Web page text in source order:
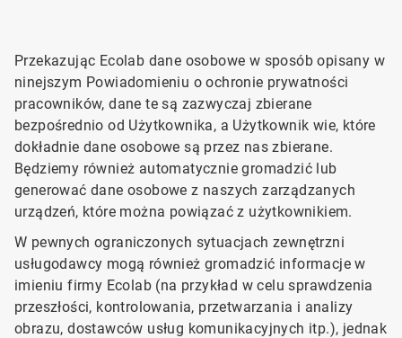
Przekazując Ecolab dane osobowe w sposób opisany w
ninejszym Powiadomieniu o ochronie prywatności
pracowników, dane te są zazwyczaj zbierane
bezpośrednio od Użytkownika, a Użytkownik wie, które
dokładnie dane osobowe są przez nas zbierane.
Będziemy również automatycznie gromadzić lub
generować dane osobowe z naszych zarządzanych
urządzeń, które można powiązać z użytkownikiem.
W pewnych ograniczonych sytuacjach zewnętrzni
usługodawcy mogą również gromadzić informacje w
imieniu firmy Ecolab (na przykład w celu sprawdzenia
przeszłości, kontrolowania, przetwarzania i analizy
obrazu, dostawców usług komunikacyjnych itp.), jednak